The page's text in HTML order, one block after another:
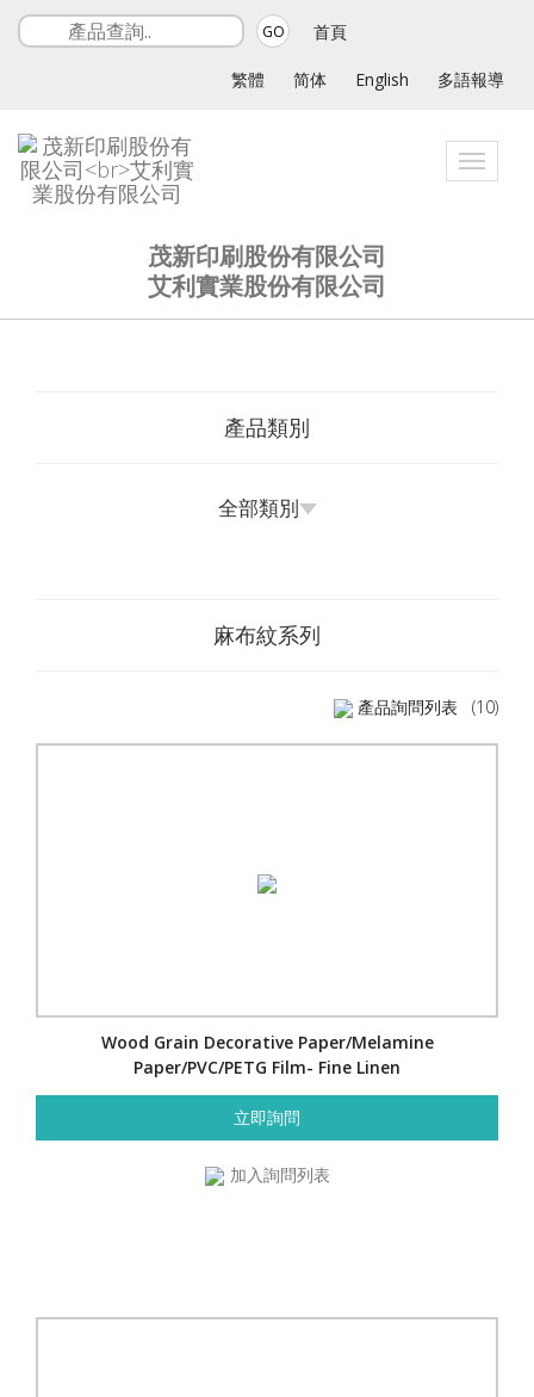
GO 首頁
繁體 简体 English 多語報導
Toggle
茂新印刷股份有限公司
艾利實業股份有限公司
產品類別
全部類別
麻布紋系列
產品詢問列表 (10)
Wood Grain Decorative Paper/Melamine
Paper/PVC/PETG Film- Fine Linen
立即詢問
加入詢問列表